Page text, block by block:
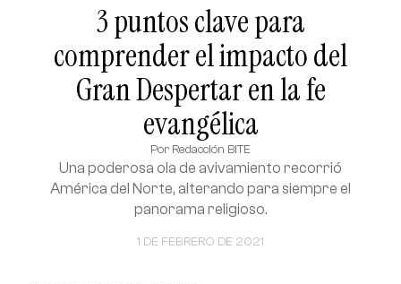
3 puntos clave para
comprender el impacto del
Gran Despertar en la fe
evangélica
Por Redacción BITE
1 DE FEBRERO DE 2021
Una poderosa ola de avivamiento recorrió
América del Norte, alterando para siempre el
panorama religioso.